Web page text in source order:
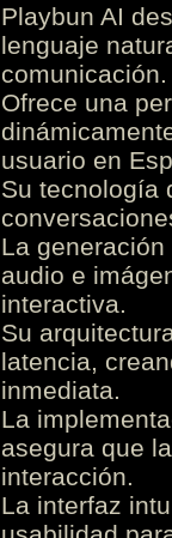
Playbun AI
lenguaje
comunicación.
Ofrece una
usuario en
Su tecnología
La
audio e
interactiva.
Su
latencia,
inmediata.
La
asegura que
interacción.
La interfaz